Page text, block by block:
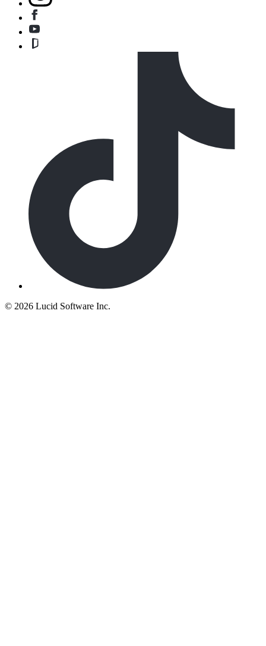
© 2026 Lucid Software Inc.